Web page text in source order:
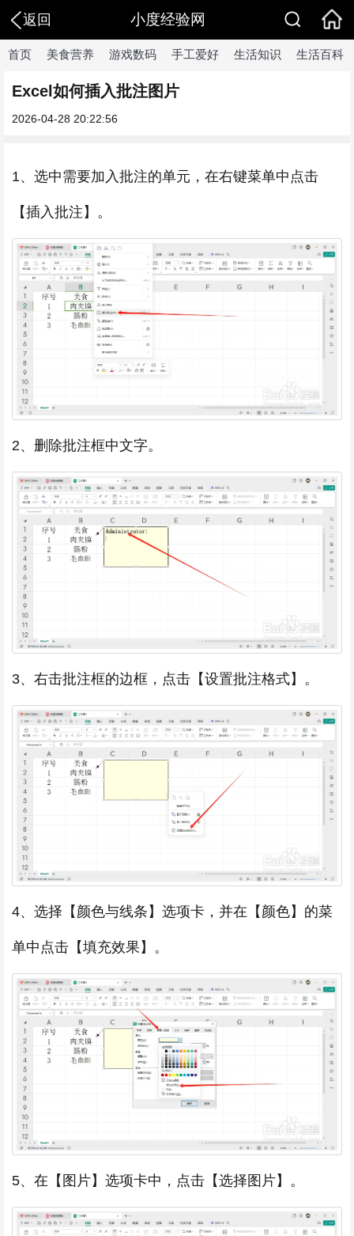
返回 小度经验网
首页 美食营养 游戏数码 手工爱好 生活知识 生活百科
Excel如何插入批注图片
2026-04-28 20:22:56
1、选中需要加入批注的单元，在右键菜单中点击
【插入批注】。
2、删除批注框中文字。
3、右击批注框的边框，点击【设置批注格式】。
4、选择【颜色与线条】选项卡，并在【颜色】的菜
单中点击【填充效果】。
5、在【图片】选项卡中，点击【选择图片】。